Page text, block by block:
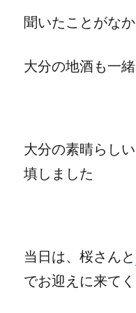
聞いたことがな
大分の地酒も一緒
大分の素晴らし
填しました
当日は、桜さんと
でお迎えに来て